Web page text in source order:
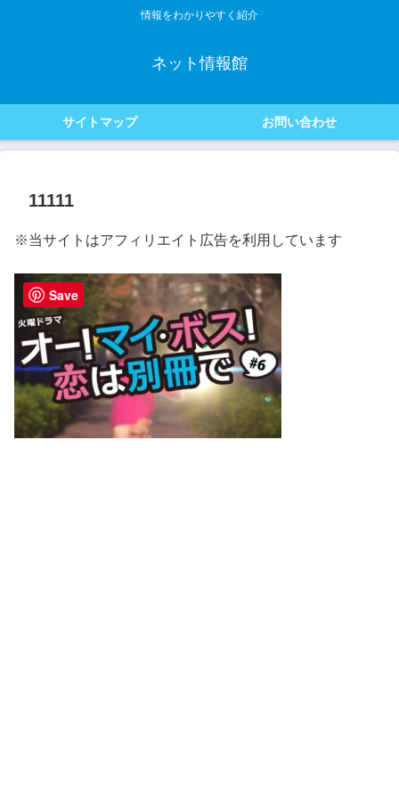
情報をわかりやすく紹介
ネット情報館
サイトマップ お問い合わせ
11111
※当サイトはアフィリエイト広告を利用しています
Save